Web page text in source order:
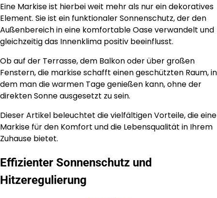
Eine Markise ist hierbei weit mehr als nur ein dekoratives
Element. Sie ist ein funktionaler Sonnenschutz, der den
Außenbereich in eine komfortable Oase verwandelt und
gleichzeitig das Innenklima positiv beeinflusst.
Ob auf der Terrasse, dem Balkon oder über großen
Fenstern, die markise schafft einen geschützten Raum, in
dem man die warmen Tage genießen kann, ohne der
direkten Sonne ausgesetzt zu sein.
Dieser Artikel beleuchtet die vielfältigen Vorteile, die eine
Markise für den Komfort und die Lebensqualität in Ihrem
Zuhause bietet.
Effizienter Sonnenschutz und
Hitzeregulierung